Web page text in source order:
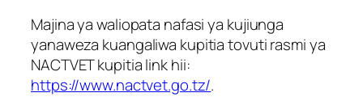
Majina ya waliopata nafasi ya kujiunga
yanaweza kuangaliwa kupitia tovuti rasmi ya
NACTVET kupitia link hii:
https://www.nactvet.go.tz/.